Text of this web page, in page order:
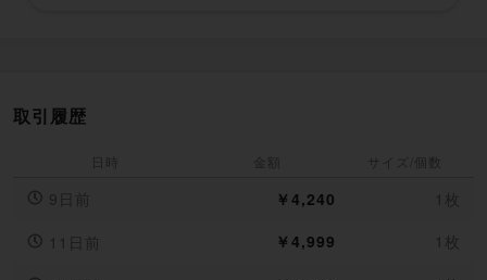
取引履歴
日時 金額 サイズ/個数
9日前 ￥4,240
1枚
11日前
￥4,999 1枚